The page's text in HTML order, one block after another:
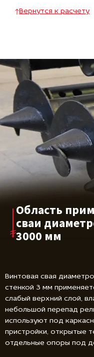
Вернутся к расчету
Область
сваи
3000 мм
Винтовая свая
стенкой 3 мм
слабый верхний слой,
небольшой перепад
используют под
пристройки, открытые
отдельные опоры под